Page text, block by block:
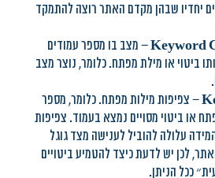
יחדיו שבהן מקדם האתר רוצה להתמקד
Keyword– מצב בו מספר עמודים
ביטוי או מילת מפתח. כלומר, נוצר מצב
– צפיפות מילות מפתח. כלומר, מספר
או ביטוי מסויים נמצא בעמוד. צפיפות
עלולה להוביל לענישה מצד גוגל
לכן יש לדעת כיצד להטמיע ביטויים
ככל הניתן.